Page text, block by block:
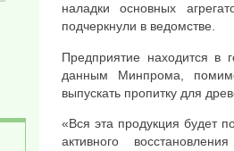
наладки основных
подчеркнули в ведомстве.
Предприятие находится в
данным Минпрома,
выпускать пропитку для
«Вся эта продукция будет
активного